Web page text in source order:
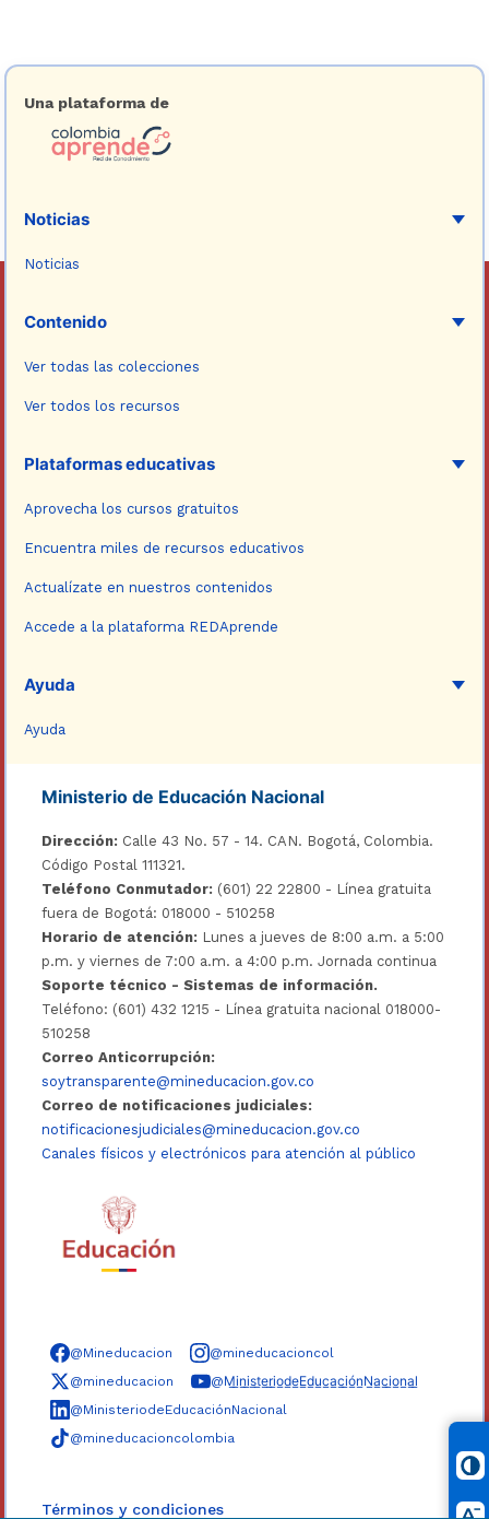
Una plataforma de
Noticias
Noticias
Contenido
Ver todas las colecciones
Ver todos los recursos
Plataformas educativas
Aprovecha los cursos gratuitos
Encuentra miles de recursos educativos
Actualízate en nuestros contenidos
Accede a la plataforma REDAprende
Ayuda
Ayuda
Ministerio de Educación Nacional
Dirección: Calle 43 No. 57 - 14. CAN. Bogotá, Colombia.
Código Postal 111321.
Teléfono Conmutador: (601) 22 22800 - Línea gratuita
fuera de Bogotá: 018000 - 510258
Horario de atención: Lunes a jueves de 8:00 a.m. a 5:00
p.m. y viernes de 7:00 a.m. a 4:00 p.m. Jornada continua
Soporte técnico - Sistemas de información.
Teléfono: (601) 432 1215 - Línea gratuita nacional 018000-
510258
Correo Anticorrupción:
soytransparente@mineducacion.gov.co
Correo de notificaciones judiciales:
notificacionesjudiciales@mineducacion.gov.co
Canales físicos y electrónicos para atención al público
Síguenos en redes sociales
@Mineducacion
@mineducacioncol
@mineducacion
@M̲i̲n̲i̲s̲t̲e̲r̲i̲o̲d̲e̲E̲d̲u̲c̲a̲c̲i̲ó̲n̲N̲a̲c̲i̲o̲n̲a̲l̲
@MinisteriodeEducaciónNacional
@mineducacioncolombia
Términos y condiciones